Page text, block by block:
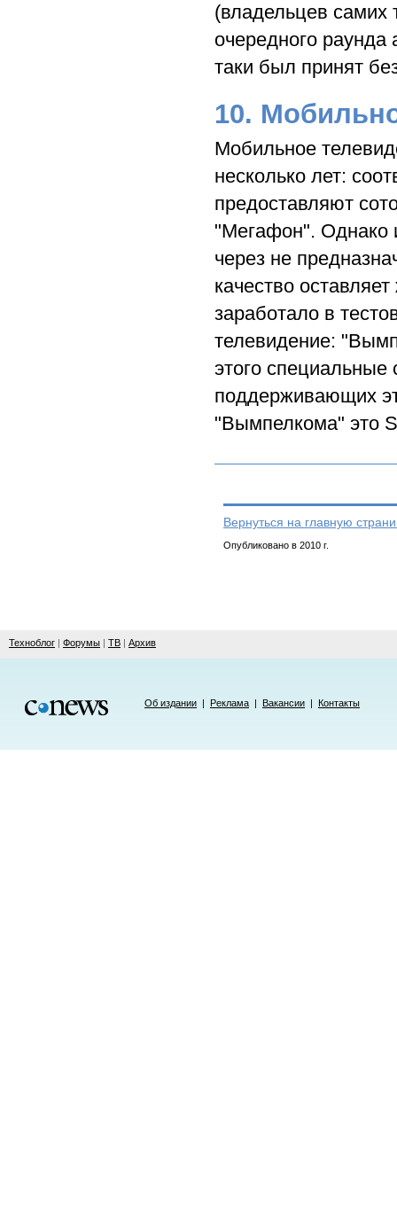
(владельцев
очередного раунда
таки был принят
10.
Мобильное
несколько лет:
предоставляют
"Мегафон". Однако
через не
качество
заработало в
телевидение:
этого специальные
поддерживающих
"Вымпелкома" это
Вернуться на главную
Опубликовано в 2010 г.
Техноблог | Форумы | ТВ | Архив
Об издании | Реклама | Вакансии | Контакты